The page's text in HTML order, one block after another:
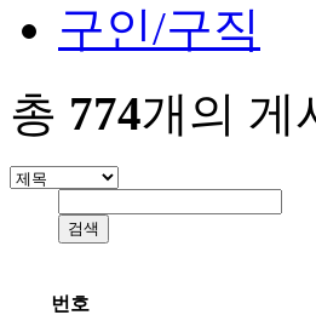
구인/구직
총 774개의 게
번호